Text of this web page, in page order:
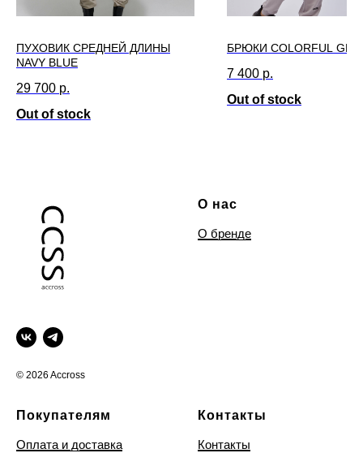
ПУХОВИК СРЕДНЕЙ ДЛИНЫ
NAVY BLUE
29 700 р.
Out of stock
БРЮКИ COLORFUL
7 400 р.
Out of stock
© 2026 Accross
О нас
О бренде
Покупателям
Оплата и доставка
Контакты
Контакты